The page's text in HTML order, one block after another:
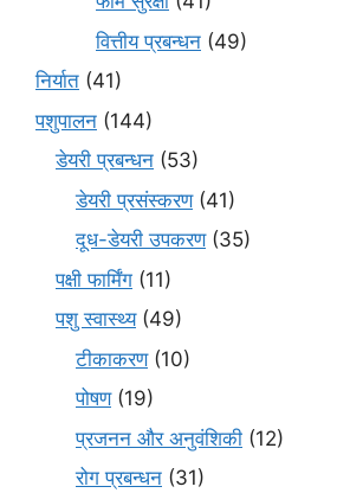
वित्तीय प्रबन्धन (49)
निर्यात (41)
पशुपालन (144)
डेयरी प्रबन्धन (53)
डेयरी प्रसंस्करण(41)
दूध-डेयरी उपकरण(35)
पक्षी फार्मिंग (11)
पशु स्वास्थ्य(49)
टीकाकरण(10)
पोषण(19)
प्रजनन और अनुवंशिकी (12)
रोग प्रबन्धन (31)